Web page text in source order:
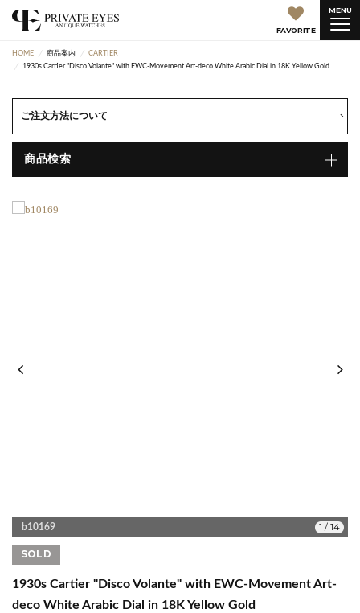
FAVORITE
MENU
HOME 商品案内
CARTIER
1930s Cartier "Disco Volante" with EWC-Movement Art-deco White Arabic Dial in 18K Yellow Gold
ご注文方法について
商品検索
b10169 1 / 14
SOLD
1930s Cartier "Disco Volante" with EWC-Movement Art-
deco White Arabic Dial in 18K Yellow Gold